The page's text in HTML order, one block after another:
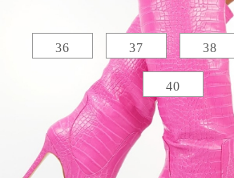
36 37 38
40
ЦВЯТ ОСНОВЕН:
РОЗОВ
МАТЕРИАЛ ОСНОВЕН:
ЕКО КОЖА
МАТЕРИАЛ ВЪТРЕШНА ЧАСТ:
ТЕКСТИЛ
МАТЕРИАЛ СТЕЛКА:
ТЕКСТИЛ